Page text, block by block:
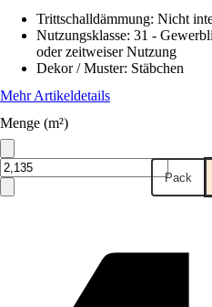
Trittschalldämmung: Nicht
Nutzungsklasse: 31 -
oder zeitweiser Nutzung
Dekor / Muster: Stäbchen
Mehr Artikeldetails
Menge (m²)
Pack